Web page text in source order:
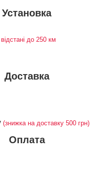
Установка
до 250 км
Доставка
(знижка на доставку 500 грн)
Оплата